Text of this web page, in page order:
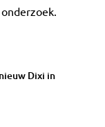
Dixi in